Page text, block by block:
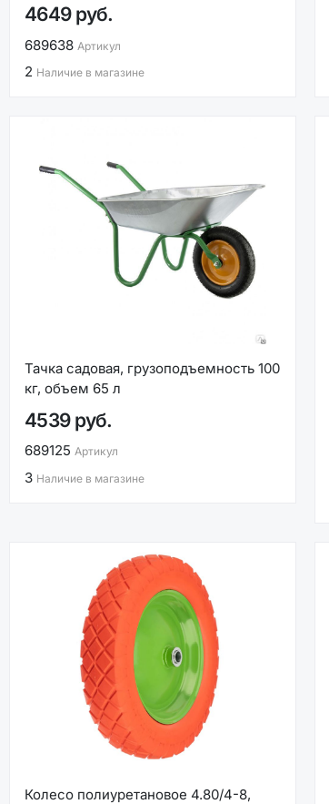
4649 руб.
689638 Артикул
2 Наличие в магазине
Тачка садовая, грузоподъемность 100
кг, объем 65 л
4539 руб.
689125 Артикул
3 Наличие в магазине
Колесо полиуретановое 4.80/4-8,